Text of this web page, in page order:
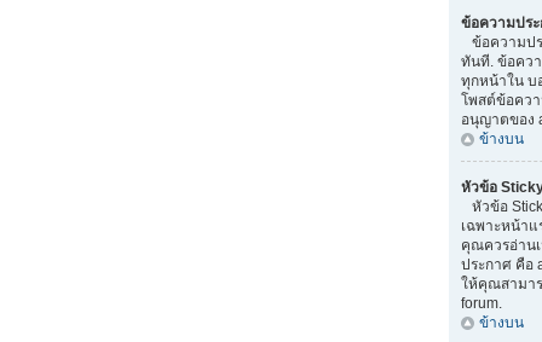
ข้อความประ
ข้อความป
ทันที. ข้อคว
ทุกหน้าใน บ
โพสต์ข้อคว
อนุญาตของ
ข้างบน
หัวข้อ
หัวข้อ
เฉพาะหน้า
คุณควรอ่าน
ประกาศ คือ
ให้คุณสามา
forum.
ข้างบน